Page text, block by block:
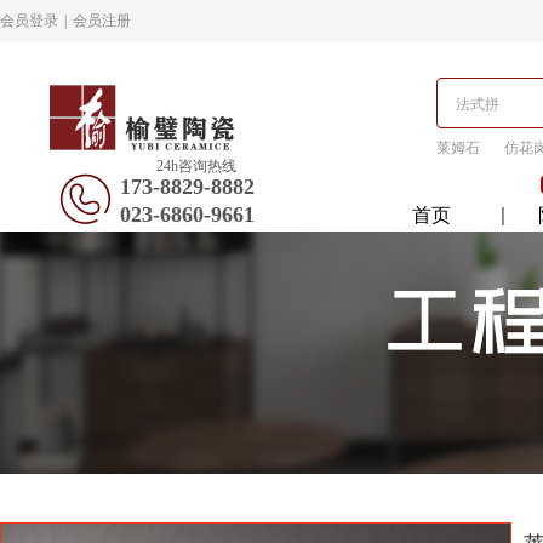
莱姆石
仿花
24h咨询热线
173-8829-8882
023-6860-9661
首页
会员登录 会员注册